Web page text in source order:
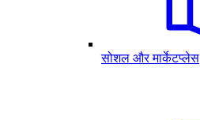
सोशल और मार्केटप्लेस